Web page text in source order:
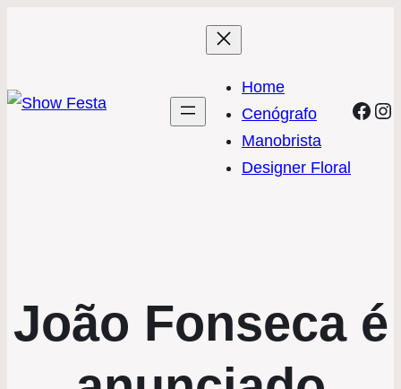
Home
Cenógrafo
Manobrista
Designer Floral
João Fonseca é